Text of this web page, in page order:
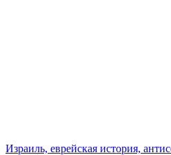
Израиль, еврейская история,